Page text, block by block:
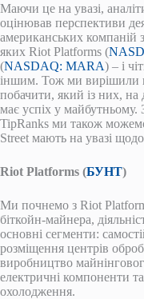
Маючи це на увазі,
оцінював перспективи
американських компаній
яких Riot Platforms (
(NASDAQ: MARA) – і
іншим. Тож ми вирішили
побачити, який із них, на
має успіх у
TipRanks ми також
Street мають на увазі
Riot Platforms (БУНТ)
Ми почнемо з Riot
біткойн-майнера,
основні сегменти:
розміщення центрів
виробництво
електричні компоненти
охолодження.